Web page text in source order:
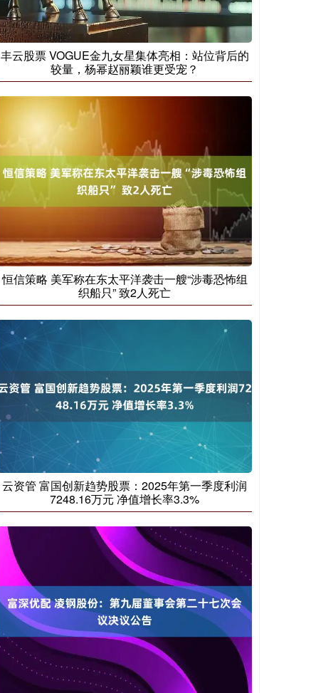
丰云股票 VOGUE金九女星集体亮相：站位背后的
较量，杨幂赵丽颖谁更受宠？
恒信策略 美军称在东太平洋袭击一艘“涉毒恐怖组
织船只” 致2人死亡
云资管 富国创新趋势股票：2025年第一季度利润
7248.16万元 净值增长率3.3%